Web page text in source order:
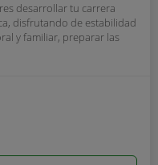
desarrollar tu carrera
disfrutando de estabilidad
y familiar, preparar las